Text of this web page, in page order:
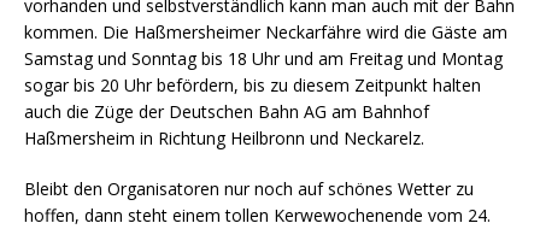
vorhanden und selbstverständlich kann man auch mit der Bahn
kommen. Die Haßmersheimer Neckarfähre wird die Gäste am
Samstag und Sonntag bis 18 Uhr und am Freitag und Montag
sogar bis 20 Uhr befördern, bis zu diesem Zeitpunkt halten
auch die Züge der Deutschen Bahn AG am Bahnhof
Haßmersheim in Richtung Heilbronn und Neckarelz.
Bleibt den Organisatoren nur noch auf schönes Wetter zu
hoffen, dann steht einem tollen Kerwewochenende vom 24.